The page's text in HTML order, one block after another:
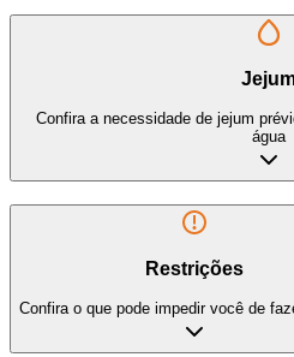
Confira a necessidade de jejum
água
Restrições
Confira o que pode impedir você de